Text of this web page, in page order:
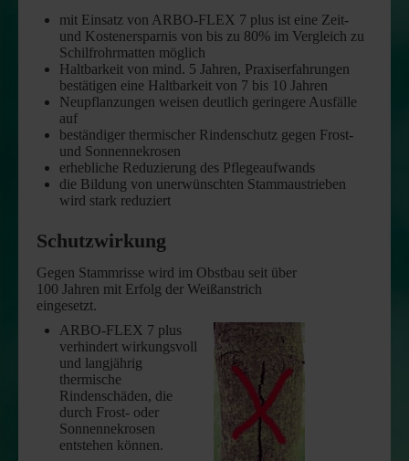
mit Einsatz von ARBO-FLEX 7 plus ist eine Zeit-
und Kostenersparnis von bis zu 80% im Vergleich zu
Schilfrohrmatten möglich
Haltbarkeit von mind. 5 Jahren, Praxiserfahrungen
bestätigen eine Haltbarkeit von 7 bis 10 Jahren
Neupflanzungen weisen deutlich geringere Ausfälle
auf
beständiger thermischer Rindenschutz gegen Frost-
und Sonnennekrosen
erhebliche Reduzierung des Pflegeaufwands
die Bildung von unerwünschten Stammaustrieben
wird stark reduziert
Schutzwirkung
Gegen Stammrisse wird im Obstbau seit über
100 Jahren mit Erfolg der Weißanstrich
eingesetzt.
ARBO-FLEX 7 plus
verhindert wirkungsvoll
und langjährig
thermische
Rindenschäden, die
durch Frost- oder
Sonnennekrosen
entstehen können.